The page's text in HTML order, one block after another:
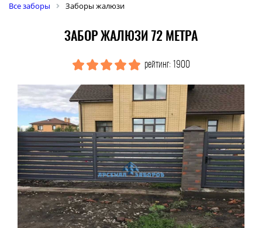
Все заборы Заборы жалюзи
ЗАБОР ЖАЛЮЗИ 72 МЕТРА
рейтинг: 1900